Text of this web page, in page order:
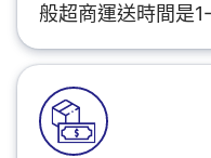
般超商運送時間是